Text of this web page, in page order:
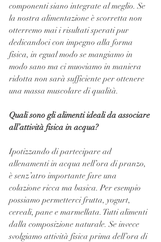
componenti siano integrate al meglio. Se
la nostra alimentazione è scorretta non
otterremo mai i risultati sperati pur
dedicandoci con impegno alla forma
fisica, in egual modo se mangiamo in
modo sano ma ci muoviamo in maniera
ridotta non sarà sufficiente per ottenere
una massa muscolare di qualità.
Quali sono gli alimenti ideali da associare
all’attività fisica in acqua?
Ipotizzando di partecipare ad
allenamenti in acqua nell’ora di pranzo,
è senz’atro importante fare una
colazione ricca ma basica. Per esempio
possiamo permetterci frutta, yogurt,
cereali, pane e marmellata. Tutti alimenti
dalla composizione naturale. Se invece
svolgiamo attività fisica prima dell’ora di